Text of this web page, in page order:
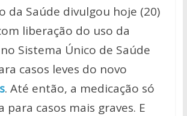
itt
er
p
y
Li
n
k
ar
e
da Saúde divulgou hoje (20)
liberação do uso da
no Sistema Único de Saúde
casos leves do novo
. Até então, a medicação só
para casos mais graves. E